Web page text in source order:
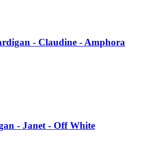
- Claudine - Amphora
- Janet - Off White